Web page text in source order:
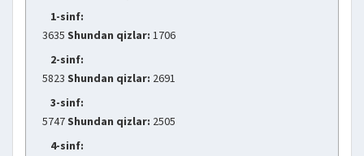
1-sinf:
3635 Shundan qizlar: 1706
2-sinf:
5823 Shundan qizlar: 2691
3-sinf:
5747Shundan qizlar: 2505
4-sinf: